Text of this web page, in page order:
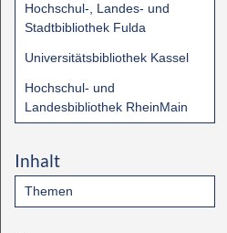
Hochschul-, Landes- und
Stadtbibliothek Fulda
Universitätsbibliothek Kassel
Hochschul- und
Landesbibliothek RheinMain
Inhalt
Themen